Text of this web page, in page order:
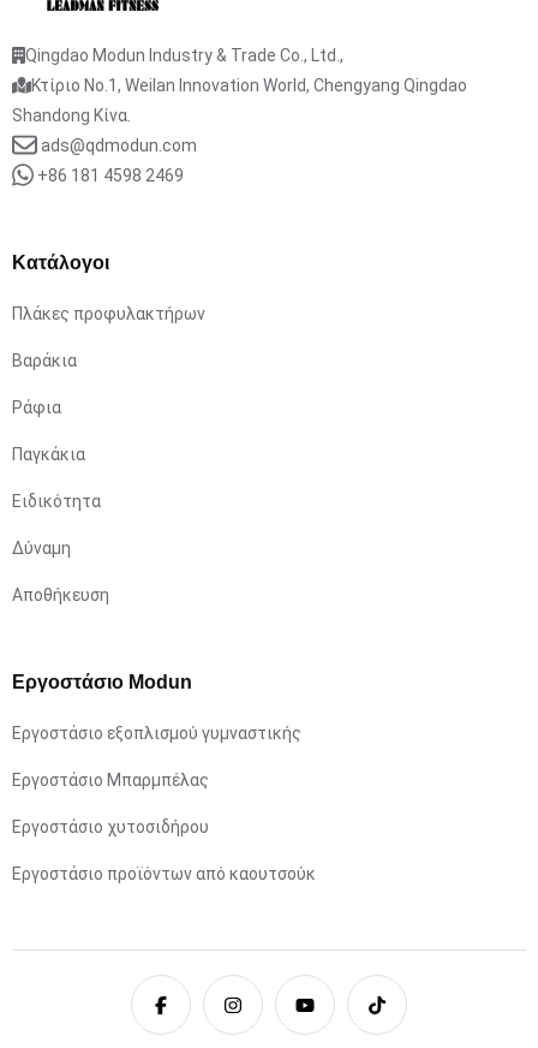
Qingdao Modun Industry & Trade Co., Ltd.,
Κτίριο No.1, Weilan Innovation World, Chengyang Qingdao
Shandong Κίνα.
ads@qdmodun.com
+86 181 4598 2469
Κατάλογοι
Πλάκες προφυλακτήρων
Βαράκια
Ράφια
Παγκάκια
Ειδικότητα
Δύναμη
Αποθήκευση
Εργοστάσιο Modun
Εργοστάσιο εξοπλισμού γυμναστικής
Εργοστάσιο Μπαρμπέλας
Εργοστάσιο χυτοσιδήρου
Εργοστάσιο προϊόντων από καουτσούκ